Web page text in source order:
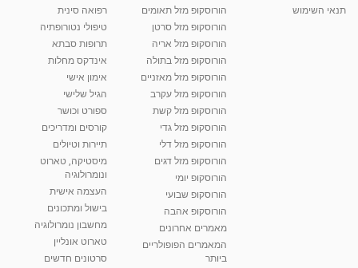
תנאי השימוש
הורוסקופ מזל תאומים
הורוסקופ מזל סרטן
הורוסקופ מזל אריה
הורוסקופ מזל בתולה
הורוסקופ מזל מאזניים
הורוסקופ מזל עקרב
הורוסקופ מזל קשת
הורוסקופ מזל גדי
הורוסקופ מזל דלי
הורוסקופ מזל דגים
הורוסקופ יומי
הורוסקופ שבועי
הורוסקופ אהבה
מאמרים אחרונים
המאמרים הפופולריים
ביותר
רפואה סינית
טיפולי נטורופתיה
תרופות סבתא
אינדקס מחלות
אימון אישי
הגיל שלישי
ספורט וכושר
קורסים ומדריכים
תיירות וטיולים
מיסטיקה, טארוט
ונומרולוגיה
העצמה אישית
בישול ומתכונים
מחשבון נומרולוגיה
טארוט אונליין
סרטונים חדשים